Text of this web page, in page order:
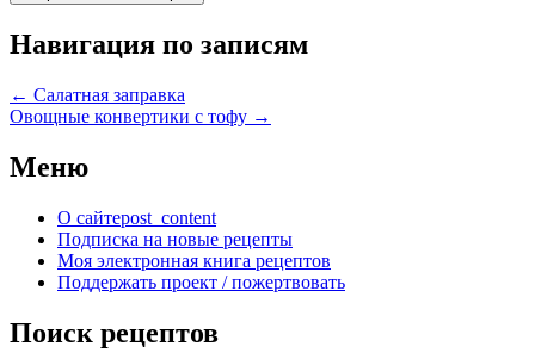
Навигация по записям
← Салатная заправка
Овощные конвертики с тофу →
Меню
О сайтеpost_content
Подписка на новые рецепты
Моя электронная книга рецептов
Поддержать проект / пожертвовать
Поиск рецептов